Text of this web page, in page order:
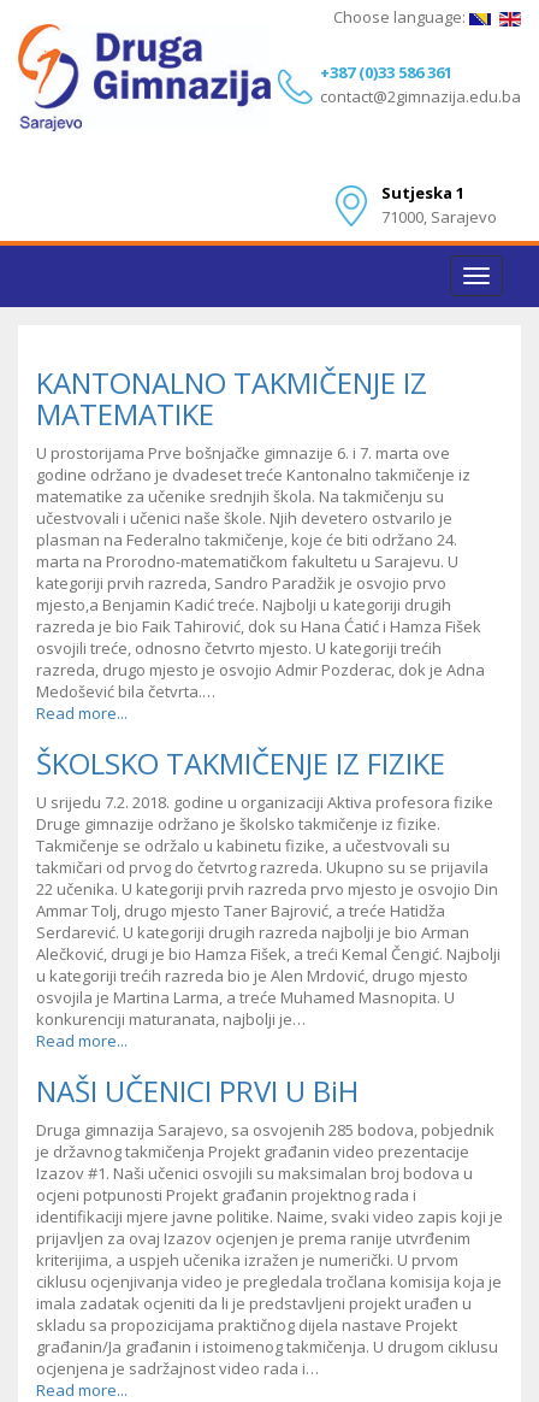
+387 (0)33 586 361
contact@2gimnazija.edu.ba
Sutjeska 1
71000, Sarajevo
Choose language:
Toggle
KANTONALNO TAKMIČENJE IZ
MATEMATIKE
U prostorijama Prve bošnjačke gimnazije 6. i 7. marta ove
godine održano je dvadeset treće Kantonalno takmičenje iz
matematike za učenike srednjih škola. Na takmičenju su
učestvovali i učenici naše škole. Njih devetero ostvarilo je
plasman na Federalno takmičenje, koje će biti održano 24.
marta na Prorodno-matematičkom fakultetu u Sarajevu. U
kategoriji prvih razreda, Sandro Paradžik je osvojio prvo
mjesto,a Benjamin Kadić treće. Najbolji u kategoriji drugih
razreda je bio Faik Tahirović, dok su Hana Ćatić i Hamza Fišek
osvojili treće, odnosno četvrto mjesto. U kategoriji trećih
razreda, drugo mjesto je osvojio Admir Pozderac, dok je Adna
Medošević bila četvrta.…
Read more...
ŠKOLSKO TAKMIČENJE IZ FIZIKE
U srijedu 7.2. 2018. godine u organizaciji Aktiva profesora fizike
Druge gimnazije održano je školsko takmičenje iz fizike.
Takmičenje se održalo u kabinetu fizike, a učestvovali su
takmičari od prvog do četvrtog razreda. Ukupno su se prijavila
22 učenika. U kategoriji prvih razreda prvo mjesto je osvojio Din
Ammar Tolj, drugo mjesto Taner Bajrović, a treće Hatidža
Serdarević. U kategoriji drugih razreda najbolji je bio Arman
Alečković, drugi je bio Hamza Fišek, a treći Kemal Čengić. Najbolji
u kategoriji trećih razreda bio je Alen Mrdović, drugo mjesto
osvojila je Martina Larma, a treće Muhamed Masnopita. U
konkurenciji maturanata, najbolji je…
Read more...
NAŠI UČENICI PRVI U BiH
Druga gimnazija Sarajevo, sa osvojenih 285 bodova, pobjednik
je državnog takmičenja Projekt građanin video prezentacije
Izazov #1. Naši učenici osvojili su maksimalan broj bodova u
ocjeni potpunosti Projekt građanin projektnog rada i
identifikaciji mjere javne politike. Naime, svaki video zapis koji je
prijavljen za ovaj Izazov ocjenjen je prema ranije utvrđenim
kriterijima, a uspjeh učenika izražen je numerički. U prvom
ciklusu ocjenjivanja video je pregledala tročlana komisija koja je
imala zadatak ocjeniti da li je predstavljeni projekt urađen u
skladu sa propozicijama praktičnog dijela nastave Projekt
građanin/Ja građanin i istoimenog takmičenja. U drugom ciklusu
ocjenjena je sadržajnost video rada i…
Read more...